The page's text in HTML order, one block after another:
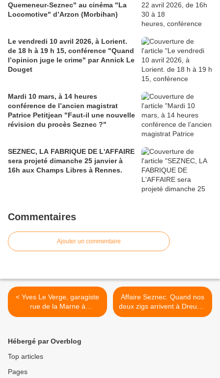
Quemeneur-Seznec" au cinéma "La
Locomotive" d’Arzon (Morbihan)
Le vendredi 10 avril 2026, à Lorient.
de 18 h à 19 h 15, conférence "Quand
l’opinion juge le crime" par Annick Le
Douget
Mardi 10 mars, à 14 heures
conférence de l’ancien magistrat
Patrice Petitjean "Faut-il une nouvelle
révision du procès Seznec ?"
SEZNEC, LA FABRIQUE DE L'AFFAIRE
sera projeté dimanche 25 janvier à
16h aux Champs Libres à Rennes.
Commentaires
Ajouter un commentaire
< Yves Le Verge, garagiste
rue de la Marne à
Lesneven en 1926, n'a rien
Affaire Seznec. Quand nos
deux zigs arrivent à Dreux...
>
Hébergé par Overblog
Top articles
Pages